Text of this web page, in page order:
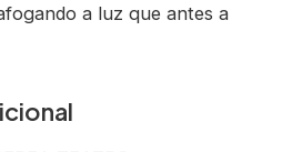
a luz que antes a